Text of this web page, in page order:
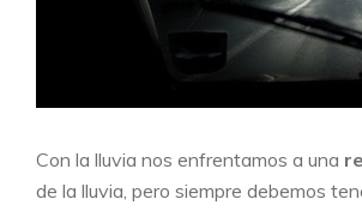
Con la lluvia nos enfrentamos a una
de la lluvia, pero siempre debemos